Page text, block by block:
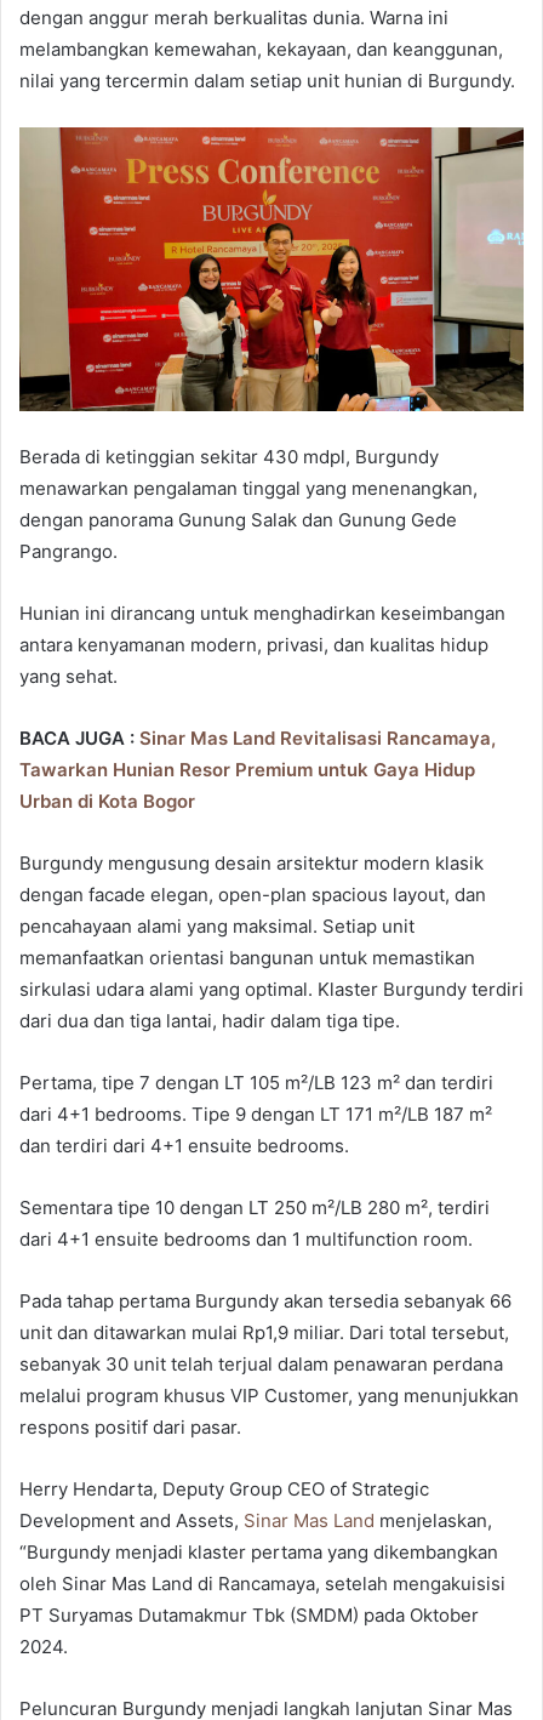
dengan anggur merah berkualitas dunia. Warna ini
melambangkan kemewahan, kekayaan, dan keanggunan,
nilai yang tercermin dalam setiap unit hunian di Burgundy.
Berada di ketinggian sekitar 430 mdpl, Burgundy
menawarkan pengalaman tinggal yang menenangkan,
dengan panorama Gunung Salak dan Gunung Gede
Pangrango.
Hunian ini dirancang untuk menghadirkan keseimbangan
antara kenyamanan modern, privasi, dan kualitas hidup
yang sehat.
BACA JUGA : Sinar Mas Land Revitalisasi Rancamaya,
Tawarkan Hunian Resor Premium untuk Gaya Hidup
Urban di Kota Bogor
Burgundy mengusung desain arsitektur modern klasik
dengan facade elegan, open-plan spacious layout, dan
pencahayaan alami yang maksimal. Setiap unit
memanfaatkan orientasi bangunan untuk memastikan
sirkulasi udara alami yang optimal. Klaster Burgundy terdiri
dari dua dan tiga lantai, hadir dalam tiga tipe.
Pertama, tipe 7 dengan LT 105 m²/LB 123 m² dan terdiri
dari 4+1 bedrooms. Tipe 9 dengan LT 171 m²/LB 187 m²
dan terdiri dari 4+1 ensuite bedrooms.
Sementara tipe 10 dengan LT 250 m²/LB 280 m², terdiri
dari 4+1 ensuite bedrooms dan 1 multifunction room.
Pada tahap pertama Burgundy akan tersedia sebanyak 66
unit dan ditawarkan mulai Rp1,9 miliar. Dari total tersebut,
sebanyak 30 unit telah terjual dalam penawaran perdana
melalui program khusus VIP Customer, yang menunjukkan
respons positif dari pasar.
Herry Hendarta, Deputy Group CEO of Strategic
Development and Assets, Sinar Mas Land menjelaskan,
“Burgundy menjadi klaster pertama yang dikembangkan
oleh Sinar Mas Land di Rancamaya, setelah mengakuisisi
PT Suryamas Dutamakmur Tbk (SMDM) pada Oktober
2024.
Peluncuran Burgundy menjadi langkah lanjutan Sinar Mas